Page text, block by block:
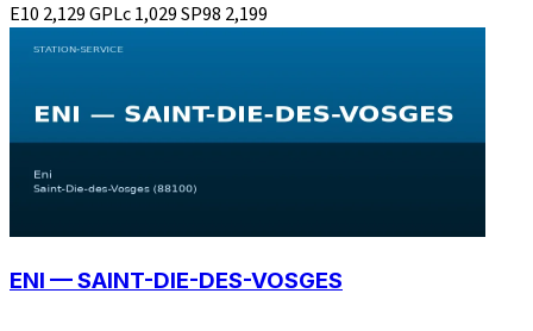
E10 2,129GPLc1,029SP98 2,199
ENI — SAINT-DIE-DES-VOSGES